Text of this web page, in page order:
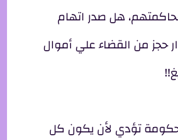
هل صدر اتهام
حجز من القضاء علي أموال
تؤدي لأن يكون كل